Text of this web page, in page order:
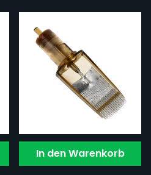
In den Warenkorb